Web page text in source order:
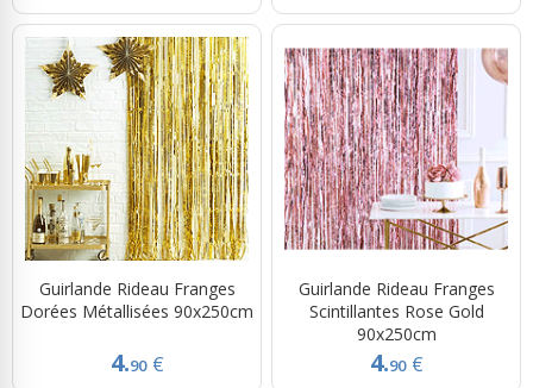
Guirlande Rideau Franges
Dorées Métallisées 90x250cm
4.90 €
Guirlande Rideau Franges
Scintillantes Rose Gold
90x250cm
4.90 €